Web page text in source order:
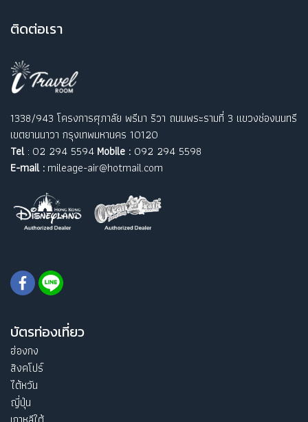
ติดต่อเรา
1338/943 โครงการศุภาลัย พรีมา ริวา ถนนพระรามที่ 3 แขวงช่องนนทรี
เขตยานนาวา กรุงเทพมหานคร 10120
Tel: 02 294 5594 Mobile : 092 294 5598
E-mail : mileage-air@hotmail.com
บัตรท่องเที่ยว
ฮ่องกง
สิงคโปร์
ไต้หวัน
ญี่ปุ่น